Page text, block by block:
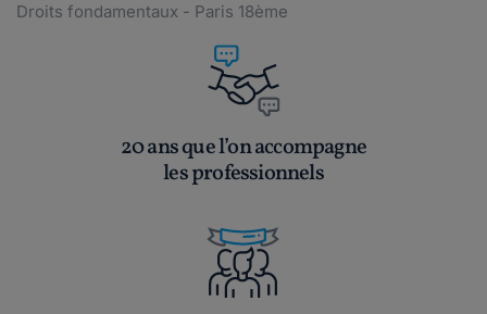
Droits fondamentaux - Paris 18ème
20 ans que l’on accompagne
les professionnels